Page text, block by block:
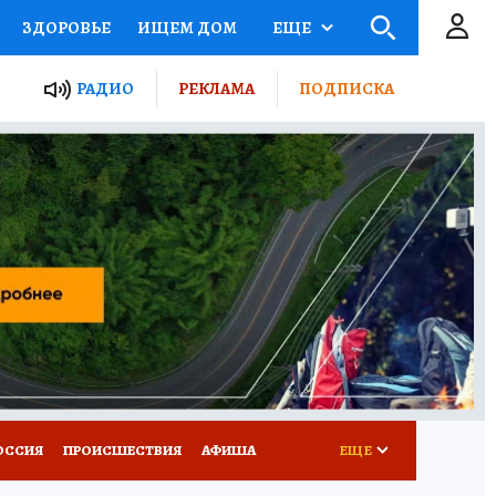
ЗДОРОВЬЕ ИЩЕМ ДОМ
ПРОЕКТЫ РОССИИ
ПУТЕВОДИТЕЛЬ
ТУРИЗМ
ПОТРЕБИТЕЛЯ ВСЕ О КП
ЕЩЕ
РАДИО РЕКЛАМА ПОДПИСКА
ПРОИСШЕСТВИЯ АФИША ЕЩЕ